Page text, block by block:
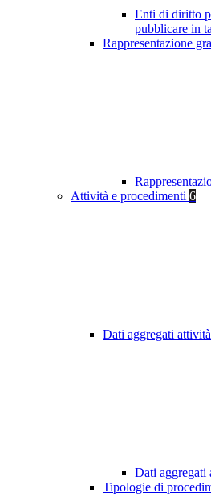
Enti di diritto
pubblicare in
Rappresentazione
Attività e procedimenti 6
Dati aggregati
Dati aggregati
Tipologie di